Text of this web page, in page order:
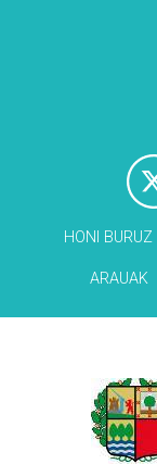
HONI BURUZ
ARAUAK